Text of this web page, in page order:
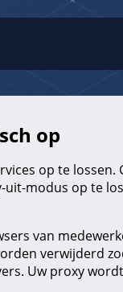
op
op te lossen.
modus op te
van
verwijderd
Uw proxy